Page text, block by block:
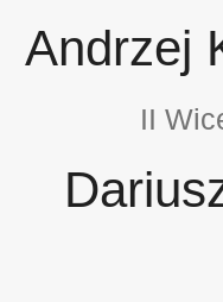
Andrzej
II